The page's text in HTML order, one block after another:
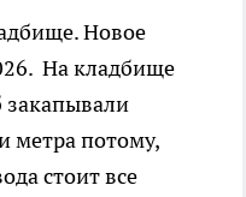
Новое
На кладбище
закапывали
метра потому,
стоит все